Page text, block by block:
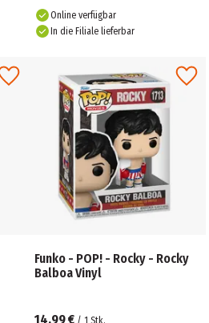
Online verfügbar
In die Filiale lieferbar
Funko - POP! - Rocky - Rocky
Balboa Vinyl
14,99 € / 1 Stk.